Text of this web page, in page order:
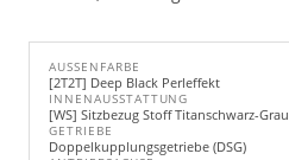
AUSSENFARBE
[2T2T] Deep Black Perleffekt
INNENAUSSTATTUNG
[WS] Sitzbezug Stoff Titanschwarz-Grau
GETRIEBE
Doppelkupplungsgetriebe (DSG)